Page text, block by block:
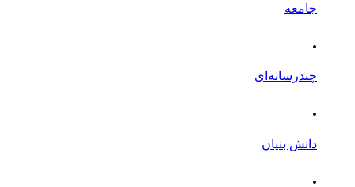
جامعه
.
چندرسانه‌ای
.
دانش بنیان
.